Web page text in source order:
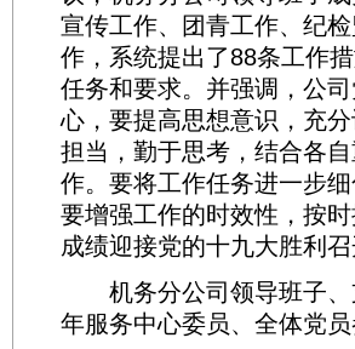
宣传工作、团青工作、纪
作，系统提出了88条工作
任务和要求。并强调，公
心，要提高思想意识，充
担当，勤于思考，结合各
作。要将工作任务进一步
要增强工作的时效性，按
成绩迎接党的十九大胜利召
机务分公司领导班子、
年服务中心委员、全体党员